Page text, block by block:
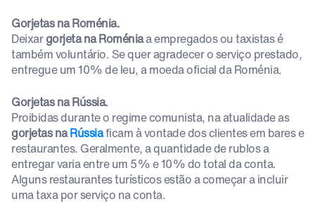
Gorjetas na Roménia.
Deixargorjeta na Roméniaa empregados ou taxistas é
também voluntário. Se quer agradecer o serviço prestado,
entregue um 10% de leu, a moeda oficial da Roménia.
Gorjetas na Rússia.
Proibidas durante o regime comunista, na atualidade as
gorjetas naRússiaficam à vontade dos clientes em bares e
restaurantes. Geralmente, a quantidade de rublos a
entregar varia entre um 5% e 10% do total da conta.
Alguns restaurantes turísticos estão a começar a incluir
uma taxa por serviço na conta.